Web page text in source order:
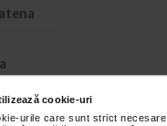
cookie-uri
urile care sunt strict
ti se